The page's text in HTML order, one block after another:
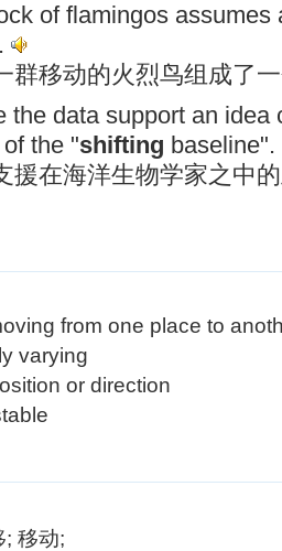
of flamingos
群移动的火烈鸟组成了
the data support an idea
the "shifting baseline".
援在海洋生物学家之中
from one place to
varying
or direction
; 移动;